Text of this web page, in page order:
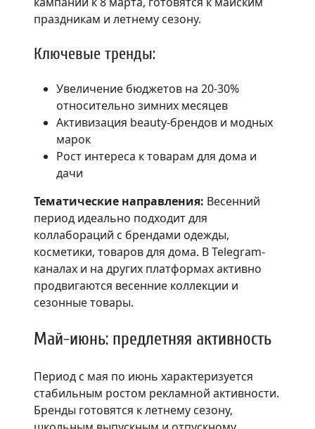
праздникам и летнему сезону.
Ключевые тренды:
Увеличение бюджетов на 20-30%
относительно зимних месяцев
Активизация beauty-брендов и модных
марок
Рост интереса к товарам для дома и
дачи
Тематические направления: Весенний
период идеально подходит для
коллабораций с брендами одежды,
косметики, товаров для дома. В Telegram-
каналах и на других платформах активно
продвигаются весенние коллекции и
сезонные товары.
Май-июнь: предлетняя активность
Период с мая по июнь характеризуется
стабильным ростом рекламной активности.
Бренды готовятся к летнему сезону,